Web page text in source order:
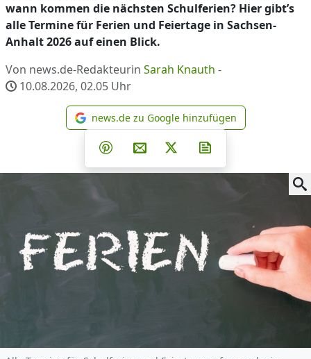
wann kommen die nächsten Schulferien? Hier gibt’s
alle Termine für Ferien und Feiertage in Sachsen-
Anhalt 2026 auf einen Blick.
Von news.de-Redakteurin Sarah Knauth -
10.08.2026, 02.05 Uhr
news.de zu Google
news.de zu Google hinzufügen
Teilen auf Facebook
Teilen auf Whatsapp
Teilen auf Telegram
Teilen auf Pinterest
Per E-Mail teilen
Post auf X